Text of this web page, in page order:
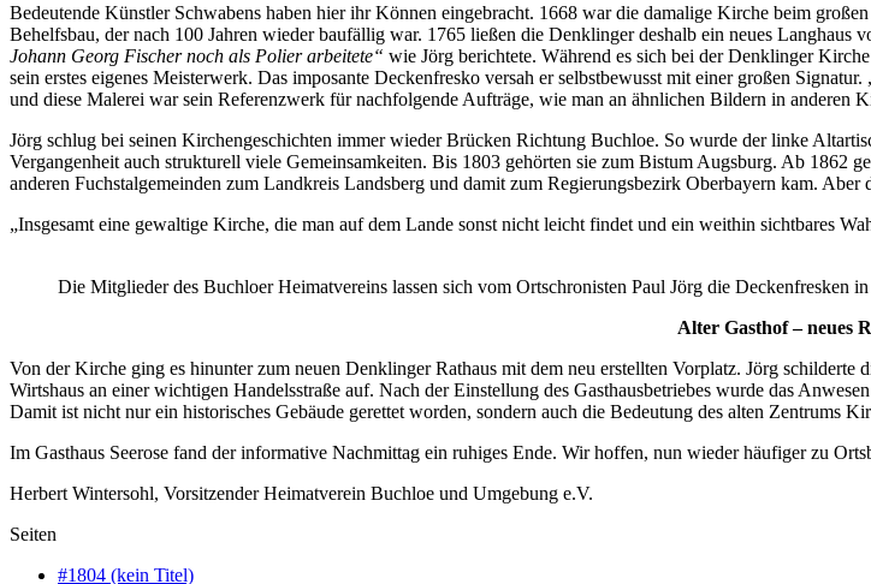
Bedeutende Künstler Schwabens haben hier ihr Können eingebracht. 1668 war die damalige Kirche beim
Behelfsbau, der nach 100 Jahren wieder baufällig war. 1765 ließen die Denklinger deshalb ein neues Langhaus
Johann Georg Fischer noch als Polier arbeitete“ wie Jörg berichtete. Während es sich bei der Denklinger
sein erstes eigenes Meisterwerk. Das imposante Deckenfresko versah er selbstbewusst mit einer großen
und diese Malerei war sein Referenzwerk für nachfolgende Aufträge, wie man an ähnlichen Bildern in anderen
Jörg schlug bei seinen Kirchengeschichten immer wieder Brücken Richtung Buchloe. So wurde der linke
Vergangenheit auch strukturell viele Gemeinsamkeiten. Bis 1803 gehörten sie zum Bistum Augsburg. Ab 1862
anderen Fuchstalgemeinden zum Landkreis Landsberg und damit zum Regierungsbezirk Oberbayern kam.
„Insgesamt eine gewaltige Kirche, die man auf dem Lande sonst nicht leicht findet und ein weithin sichtbares
Die Mitglieder des Buchloer Heimatvereins lassen sich vom Ortschronisten Paul Jörg die
Alter Gasthof – neues
Von der Kirche ging es hinunter zum neuen Denklinger Rathaus mit dem neu erstellten Vorplatz. Jörg
Wirtshaus an einer wichtigen Handelsstraße auf. Nach der Einstellung des Gasthausbetriebes wurde das
Damit ist nicht nur ein historisches Gebäude gerettet worden, sondern auch die Bedeutung des alten Zentrums
Im Gasthaus Seerose fand der informative Nachmittag ein ruhiges Ende. Wir hoffen, nun wieder häufiger zu
Herbert Wintersohl, Vorsitzender Heimatverein Buchloe und Umgebung e.V.
Seiten
#1804 (kein Titel)